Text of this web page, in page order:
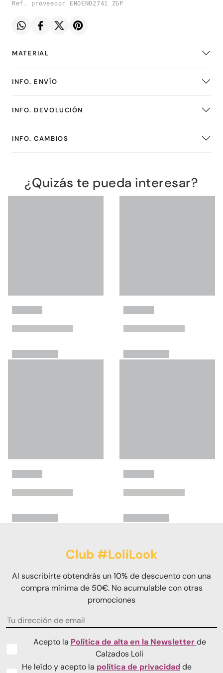
Ref. proveedor ENOENO2741 ZGP
MATERIAL
INFO. ENVÍO
INFO. DEVOLUCIÓN
INFO. CAMBIOS
¿Quizás te pueda interesar?
Club #LoliLook
Al suscribirte obtendrás un 10% de descuento con una
compra mínima de 50€. No acumulable con otras
promociones
Acepto la Política de alta en la Newsletterde
Calzados Loli
He leído y acepto la política de privacidadde